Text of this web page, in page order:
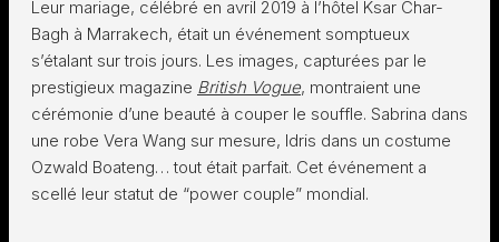
Leur mariage, célébré en avril 2019 à l’hôtel Ksar Char-
Bagh à Marrakech, était un événement somptueux
s’étalant sur trois jours. Les images, capturées par le
prestigieux magazine British Vogue, montraient une
cérémonie d’une beauté à couper le souffle. Sabrina dans
une robe Vera Wang sur mesure, Idris dans un costume
Ozwald Boateng… tout était parfait. Cet événement a
scellé leur statut de “power couple” mondial.